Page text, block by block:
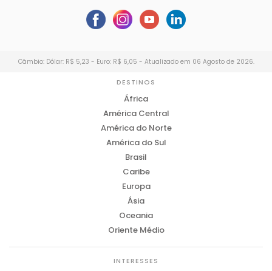
Câmbio: Dólar: R$ 5,23 - Euro: R$ 6,05 - Atualizado em 06 Agosto de 2026.
DESTINOS
África
América Central
América do Norte
América do Sul
Brasil
Caribe
Europa
Ásia
Oceania
Oriente Médio
INTERESSES